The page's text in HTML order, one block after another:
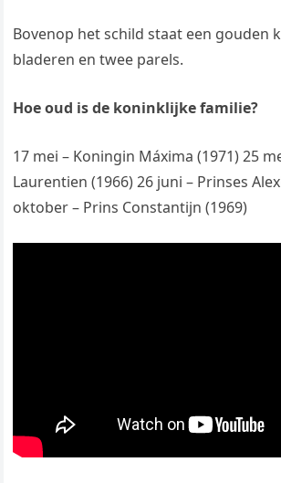
Bovenop het schild staat een gouden
bladeren en twee parels.
Hoe oud is de koninklijke familie?
17 mei – Koningin Máxima (1971) 25
Laurentien (1966) 26 juni – Prinses
oktober – Prins Constantijn (1969)